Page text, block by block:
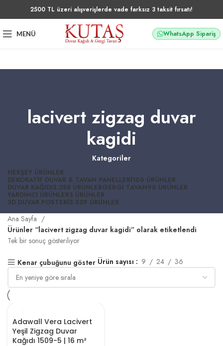
2500 TL üzeri alışverişlerde vade farksız 3 taksit fırsatı!
MENÜ WhatsApp Sipariş
lacivert zigzag duvar
kagidi
Kategoriler
HERŞEY ÜRÜNLER
DEKORATIF DUVAR & TAVAN PANELLERI106 ÜRÜNLER
DUVAR KAĞIDI3.288 ÜRÜNLERGERGI TAVAN96 ÜRÜNLER
YARDIMCI ÜRÜNLER3 ÜRÜNLER
3D DUVAR POSTERI3.329 ÜRÜNLER
Ana Sayfa
Ürünler “lacivert zigzag duvar kagidi” olarak etiketlendi
Tek bir sonuç gösteriliyor
Kenar çubuğunu göster Ürün sayısı 9 24 36
Adawall Vera Lacivert
Yeşil Zigzag Duvar
Kağıdı 1509-5 | 16 m²